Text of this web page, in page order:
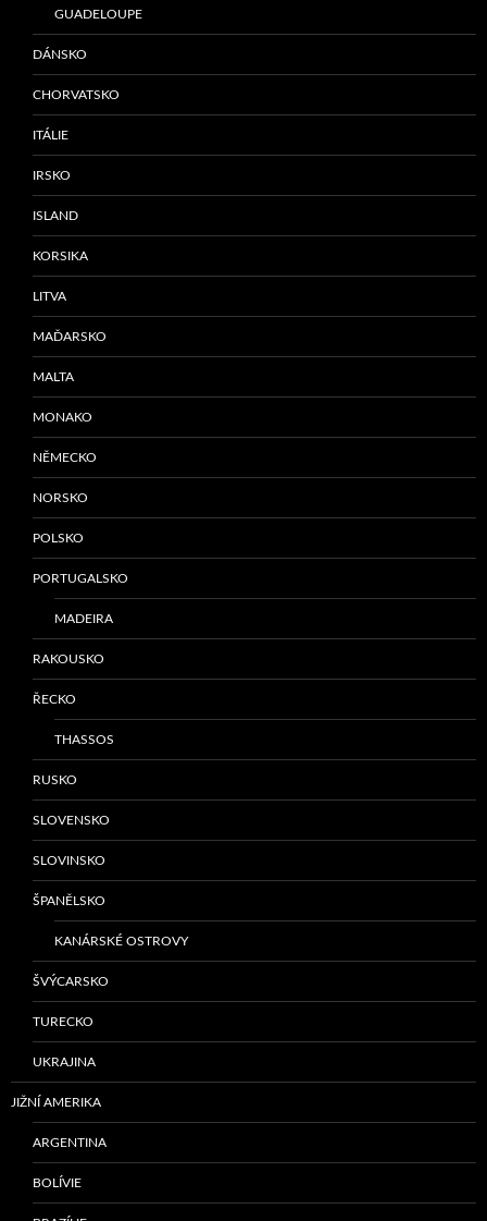
GUADELOUPE
DÁNSKO
CHORVATSKO
ITÁLIE
IRSKO
ISLAND
KORSIKA
LITVA
MAĎARSKO
MALTA
MONAKO
NĚMECKO
NORSKO
POLSKO
PORTUGALSKO
MADEIRA
RAKOUSKO
ŘECKO
THASSOS
RUSKO
SLOVENSKO
SLOVINSKO
ŠPANĚLSKO
KANÁRSKÉ OSTROVY
ŠVÝCARSKO
TURECKO
UKRAJINA
JIŽNÍ AMERIKA
ARGENTINA
BOLÍVIE